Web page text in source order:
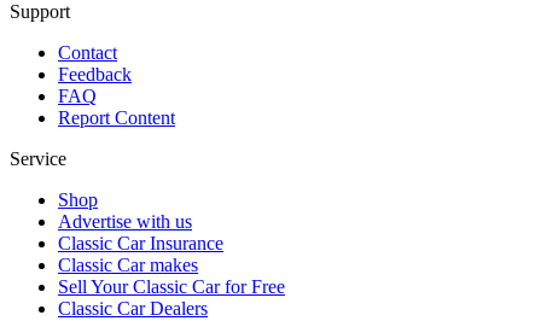
Support
Contact
Feedback
FAQ
Report Content
Service
Shop
Advertise with us
Classic Car Insurance
Classic Car makes
Sell Your Classic Car for Free
Classic Car Dealers